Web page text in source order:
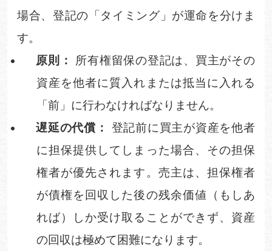
場合、登記の「タイミング」が運命を分けま
す。
原則：
所有権留保の登記は、買主がその
資産を他者に質入れまたは抵当に入れる
「前」に行わなければなりません。
遅延の代償：
登記前に買主が資産を他者
に担保提供してしまった場合、その担保
権者が優先されます。売主は、担保権者
が債権を回収した後の残余価値（もしあ
れば）しか受け取ることができず、資産
の回収は極めて困難になります。